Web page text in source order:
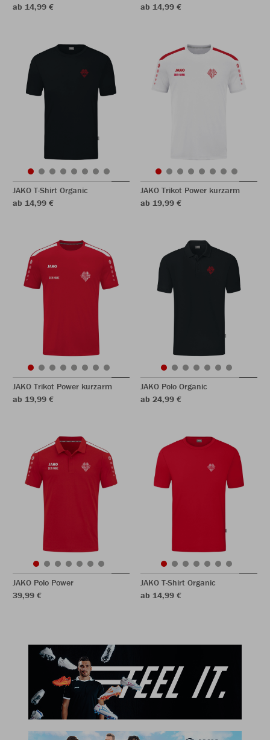
ab 14,99 €
ab 14,99 €
JAKO T-Shirt Organic
ab 14,99 €
JAKO Trikot Power kurzarm
ab 19,99 €
JAKO Trikot Power kurzarm
ab 19,99 €
JAKO Polo Organic
ab 24,99 €
JAKO Polo Power
39,99 €
JAKO T-Shirt Organic
ab 14,99 €